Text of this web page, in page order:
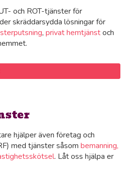
och ROT-tjänster för
skräddarsydda lösningar för
, privat hemtjänstoch
hjälper även företag och
med tjänster såsom bemanning,
. Låt oss hjälpa er